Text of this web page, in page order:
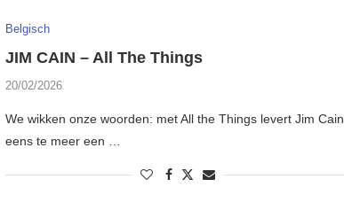
Belgisch
JIM CAIN – All The Things
20/02/2026
We wikken onze woorden: met All the Things levert Jim Cain
eens te meer een …